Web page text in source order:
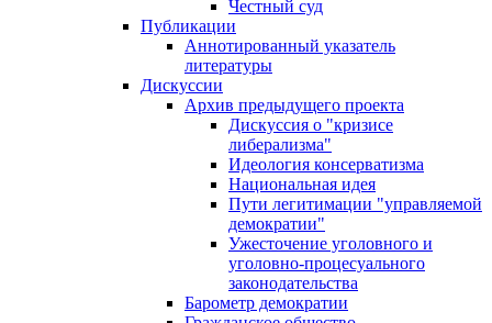
Честный суд
Публикации
Аннотированный указатель
литературы
Дискуссии
Архив предыдущего проекта
Дискуссия о "кризисе
либерализма"
Идеология консерватизма
Национальная идея
Пути легитимации "управляемой
демократии"
Ужесточение уголовного и
уголовно-процесуального
законодательства
Барометр демократии